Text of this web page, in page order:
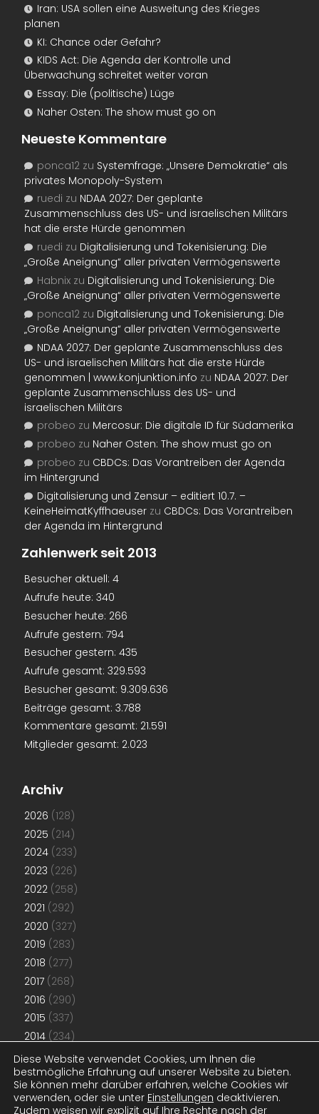
Iran: USA sollen eine Ausweitung des Krieges
planen
KI: Chance oder Gefahr?
KIDS Act: Die Agenda der Kontrolle und
Überwachung schreitet weiter voran
Essay: Die (politische) Lüge
Naher Osten: The show must go on
Neueste Kommentare
ponca12 zu Systemfrage: „Unsere Demokratie“ als
privates Monopoly-System
ruedi zu NDAA 2027: Der geplante
Zusammenschluss des US- und israelischen Militärs
hat die erste Hürde genommen
ruedi zu Digitalisierung und Tokenisierung: Die
„Große Aneignung“ aller privaten Vermögenswerte
Habnix zu Digitalisierung und Tokenisierung: Die
„Große Aneignung“ aller privaten Vermögenswerte
ponca12 zu Digitalisierung und Tokenisierung: Die
„Große Aneignung“ aller privaten Vermögenswerte
NDAA 2027: Der geplante Zusammenschluss des
US- und israelischen Militärs hat die erste Hürde
genommen | www.konjunktion.info zu NDAA 2027: Der
geplante Zusammenschluss des US- und
israelischen Militärs
probeo zu Mercosur: Die digitale ID für Südamerika
probeo zu Naher Osten: The show must go on
probeo zu CBDCs: Das Vorantreiben der Agenda
im Hintergrund
Digitalisierung und Zensur – editiert 10.7. –
KeineHeimatKyffhaeuser zu CBDCs: Das Vorantreiben
der Agenda im Hintergrund
Zahlenwerk seit 2013
Besucher aktuell: 4
Aufrufe heute: 340
Besucher heute: 266
Aufrufe gestern: 794
Besucher gestern: 435
Aufrufe gesamt: 329.593
Besucher gesamt: 9.309.636
Beiträge gesamt: 3.788
Kommentare gesamt: 21.591
Mitglieder gesamt: 2.023
Archiv
2026 (128)
2025 (214)
2024 (233)
2023 (226)
2022 (258)
2021 (292)
2020 (327)
2019 (283)
2018 (277)
2017 (268)
2016 (290)
2015 (337)
2014 (234)
2013(192)
2012(181)
2011(48)
Diese Website verwendet Cookies, um Ihnen die
bestmögliche Erfahrung auf unserer Website zu bieten.
Sie können mehr darüber erfahren, welche Cookies wir
verwenden, oder sie unter Einstellungen deaktivieren.
Zudem weisen wir explizit auf Ihre Rechte nach der